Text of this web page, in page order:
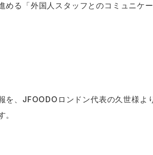
る「外国人スタッフとのコミュニケ
を、JFOODOロンドン代表の久世様よ